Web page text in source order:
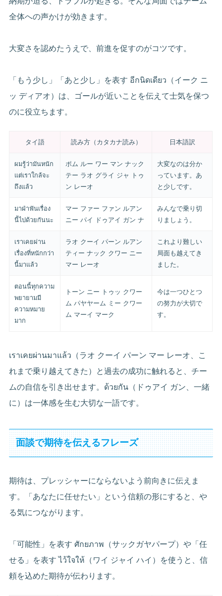
全体への声かけが効きます。
大変さを認めたうえで、前進を促すのがコツです。
「もう少し」「あと少し」を表す อีกนิดเดียว（イーク ニ
ッ ディアオ）は、ゴールが近いことを伝えて士気を保つ
のに役立ちます。
タイ語 読み方（カタカナ読み） 日本語訳
ผมรู้ว่ามันหนัก
แต่เราใกล้จะ
ถึงแล้ว
ポム ルー ワー マン ナック
テー ラオ グライ ジャ トゥ
ン レーオ
大変なのは分か
っています。あ
と少しです。
มาฝ่าฟันเรื่อง
นี้ไปด้วยกันนะ
マー ファー ファン ルアン
ニー パイ ドゥアイ ガン ナ
みんなで乗り切
りましょう。
เราเคยผ่าน
เรื่องที่หนักกว่า
นี้มาแล้ว
ラオ クーイ パーン ルアン
ティー ナック クワー ニー
マー レーオ
これより難しい
局面も越えてき
ました。
ตอนนี้ทุกความ
พยายามมี
ความหมาย
มาก
トーン ニー トゥッ クワー
ム パヤヤーム ミー クワー
ム マーイ マーク
今は一つひとつ
の努力が大切で
す。
เราเคยผ่านมาแล้ว（ラオ クーイ パーン マー レーオ、こ
れまで乗り越えてきた）と過去の成功に触れると、チー
ムの自信を引き出せます。ด้วยกัน（ドゥアイ ガン、一緒
に）は一体感を生む大切な一語です。
面談で期待を伝えるフレーズ
期待は、プレッシャーにならないよう前向きに伝えま
す。「あなたに任せたい」という信頼の形にすると、や
る気につながります。
「可能性」を表す ศักยภาพ（サックガヤパープ）や「任
せる」を表す ไว้ใจให้（ワイ ジャイ ハイ）を使うと、信
頼を込めた期待が伝わります。